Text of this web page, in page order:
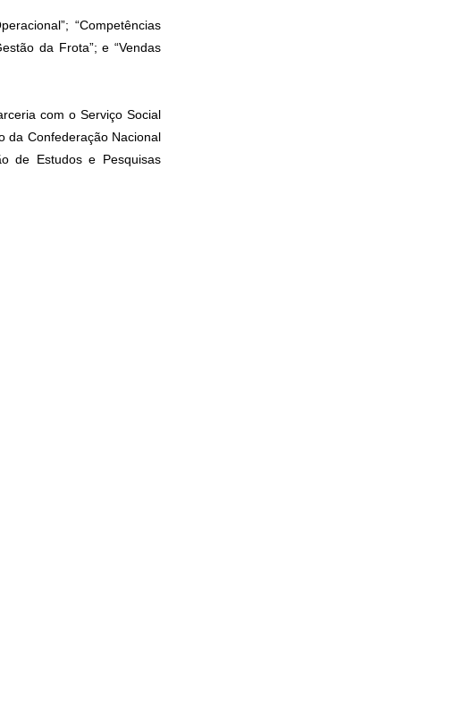
“Competências
da Frota”; e “Vendas
com o Serviço Social
da Confederação Nacional
de Estudos e Pesquisas